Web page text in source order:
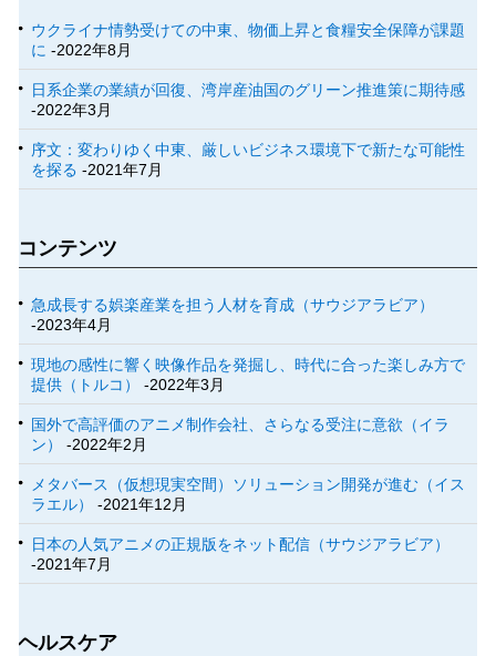
ウクライナ情勢受けての中東、物価上昇と食糧安全保障が課題
に -2022年8月
日系企業の業績が回復、湾岸産油国のグリーン推進策に期待感
-2022年3月
序文：変わりゆく中東、厳しいビジネス環境下で新たな可能性
を探る -2021年7月
コンテンツ
急成長する娯楽産業を担う人材を育成（サウジアラビア）
-2023年4月
現地の感性に響く映像作品を発掘し、時代に合った楽しみ方で
提供（トルコ）
-2022年3月
国外で高評価のアニメ制作会社、さらなる受注に意欲（イラ
ン）
-2022年2月
メタバース（仮想現実空間）ソリューション開発が進む（イス
ラエル）
-2021年12月
日本の人気アニメの正規版をネット配信（サウジアラビア）
-2021年7月
ヘルスケア